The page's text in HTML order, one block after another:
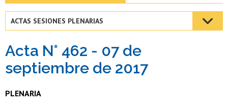
Estudiantes
Académicas/os
Funcionarias/os
ACTAS SESIONES PLENARIAS
Acta N° 462 - 07 de
septiembre de 2017
PLENARIA